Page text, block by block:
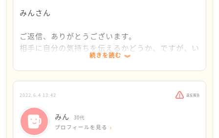
も、気持ちがせいて「こういう案もあるんじゃな
と思っています。
②相手とは育ってきた環境が違うんです。好き嫌いや
常識、気を遣うポイントが違っても、それは仕方の無
いことです。
私は最近外国人とお付き合いを始めたのですが、常に
イライラしてガッカリすることが多いです。日本語の
問題以前に全くベースが違うことを実感しました。
「そりゃ外国人はさすがに違うだろ」と思うかもしれ
1つご質問なんですが、セツ様は
やパートナーの方に自分の気持ちを伝えることはあ
りますか。
気持ちを伝えないからいつまでも自分の中で膿のよ
うに溜まってる気がしてしまい、だったら伝えた方
でも、昔、あまりにも溜め込みすぎて爆発してしま
い、
友人に「私のことバカにしてるでしょ！｣と言い(本
当に今でも大後悔です)縁が切れてしまったことが
みんさん
ご返信、ありがとうございます。
相手に自分の気持ちを伝えるかどうか、ですが、い
ままでは相手に嫌われるのがこわくて、言えません
でした。
でも、外国人とお付き合いをはじめてから「言わな
いと分からないな」と自覚するようになりました。
というのも、あからさまな嫌味を言っても、まった
く理解せず効いてなかったからです（笑）
相手も自分の意見を、私の気持ちおかまいなしに
続きを読む
2022.6.4 13:42 違反報告
みん 30代
プロフィールを見る